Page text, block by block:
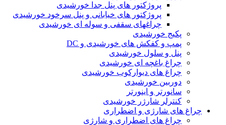
پروژکتور های پنل جدا خورشیدی
پروژکتور های خیابانی و پنل سرخود خورشیدی
چراغهای سقفی و سوله ای خورشیدی
پکیج خورشیدی
پمپ و کفکش های خورشیدی و DC
پنل و سلول خورشیدی
چراغ باغچه ای خورشیدی
چراغ های دیوارکوب خورشیدی
دوربین خورشیدی
سانورتر و اینورتر
کنترلر شارژر خورشیدی
چراغ های شارژی و اضطراری
چراغ های اضطراری و شارژی